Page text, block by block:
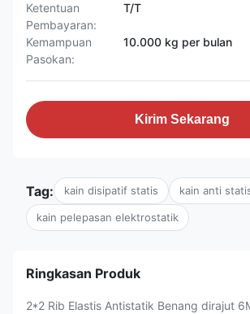
Ketentuan
Pembayaran:
T/T
Kemampuan
Pasokan:
10.000 kg per bulan
Kirim Sekarang
Tag: kain disipatif statis kain anti
kain pelepasan elektrostatik
Ringkasan Produk
2*2 Rib Elastis Antistatik Benang dirajut